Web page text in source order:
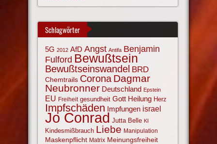
Schlagwörter
5G 2012 AfD Angst Antifa Benjamin
Fulford Bewußtsein
Bewußtseinswandel BRD
Chemtrails Corona Dagmar
Neubronner Deutschland Epstein
EU Freiheit gesundheit Gott Heilung Herz
Impfschäden Impfungen israel
Jo Conrad Jutta Belle KI
Kindesmißbrauch Liebe Manipulation
Maskenpflicht Matrix Meinungsfreiheit